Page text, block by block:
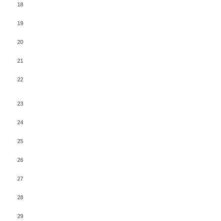
18
19
20
21
22
23
24
25
26
27
28
29